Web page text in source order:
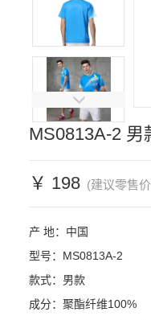
MS0813A-2 男
￥ 198(建议零售
产 地：中国
型号：MS0813A-2
款式：男款
成分：聚酯纤维100%